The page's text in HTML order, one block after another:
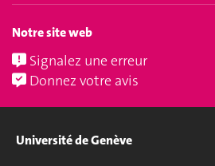
Notre site web
Signalez une erreur
Donnez votre avis
Université de Genève